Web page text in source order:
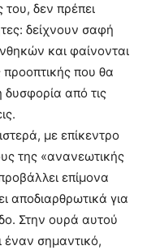
δεν πρέπει
δείχνουν σαφή
και φαίνονται
που θα
από τις
με επίκεντρο
της «ανανεωτικής
επίμονα
αποδιαρθρωτικά για
Στην ουρά αυτού
έναν σημαντικό,